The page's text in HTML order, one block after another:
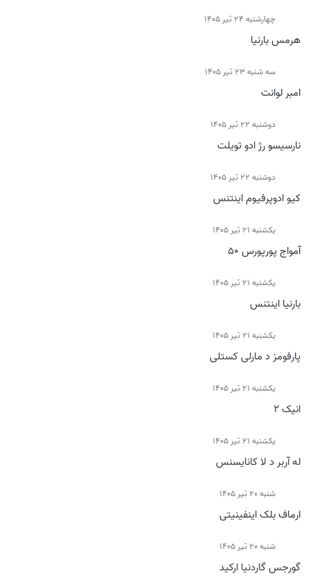
چهارشنبه 24 تیر 1405
هرمس بارنیا
سه شنبه 23 تیر 1405
امبر لوانت
دوشنبه 22 تیر 1405
نارسیسو رژ ادو تویلت
دوشنبه 22 تیر 1405
کیو ادوپرفیوم اینتنس
يكشنبه 21 تیر 1405
آمواج پورپورس 50
يكشنبه 21 تیر 1405
بارنیا اینتنس
يكشنبه 21 تیر 1405
پارفومز د مارلی کستلی
يكشنبه 21 تیر 1405
انیک 2
يكشنبه 21 تیر 1405
له آربر د لا کانایسنس
شنبه 20 تیر 1405
ارماف بلک اینفینیتی
شنبه 20 تیر 1405
گورجس گاردنیا ارکید